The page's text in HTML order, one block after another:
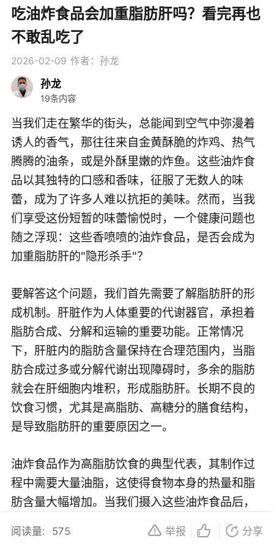
吃油炸食品会加重脂肪肝吗？看完再也
不敢乱吃了
2026-02-09 作者：孙龙
孙龙
19条内容
当我们走在繁华的街头，总能闻到空气中弥漫着
诱人的香气，那往往来自金黄酥脆的炸鸡、热气
腾腾的油条，或是外酥里嫩的炸鱼。这些油炸食
品以其独特的口感和香味，征服了无数人的味
蕾，成为了许多人难以抗拒的美味。然而，当我
们享受这份短暂的味蕾愉悦时，一个健康问题也
随之浮现：这些香喷喷的油炸食品，是否会成为
加重脂肪肝的"隐形杀手"？
要解答这个问题，我们首先需要了解脂肪肝的形
成机制。肝脏作为人体重要的代谢器官，承担着
脂肪合成、分解和运输的重要功能。正常情况
下，肝脏内的脂肪含量保持在合理范围内，当脂
肪合成过多或分解代谢出现障碍时，多余的脂肪
就会在肝细胞内堆积，形成脂肪肝。长期不良的
饮食习惯，尤其是高脂肪、高糖分的膳食结构，
是导致脂肪肝的重要原因之一。
油炸食品作为高脂肪饮食的典型代表，其制作过
程中需要大量油脂，这使得食物本身的热量和脂
肪含量大幅增加。当我们摄入这些油炸食品后，
其中的脂肪会被人体吸收并进入血液循环，一部
分运送到肝脏进行代谢。长期大量摄入油炸食
阅读量: 575 举报 分享